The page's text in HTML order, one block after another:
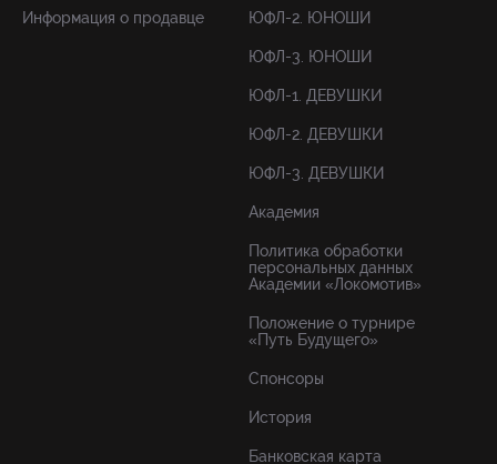
Информация о продавце ЮФЛ-2. ЮНОШИ
ЮФЛ-3. ЮНОШИ
ЮФЛ-1. ДЕВУШКИ
ЮФЛ-2. ДЕВУШКИ
ЮФЛ-3. ДЕВУШКИ
Академия
Политика обработки
персональных данных
Академии «Локомотив»
Положение о турнире
«Путь Будущего»
Спонсоры
История
Банковская карта